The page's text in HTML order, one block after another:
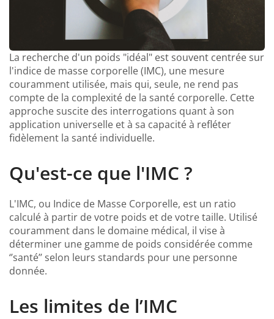
La recherche d'un poids "idéal" est souvent centrée sur
l'indice de masse corporelle (IMC), une mesure
couramment utilisée, mais qui, seule, ne rend pas
compte de la complexité de la santé corporelle. Cette
approche suscite des interrogations quant à son
application universelle et à sa capacité à refléter
fidèlement la santé individuelle.
Qu'est-ce que l'IMC ?
L'IMC, ou Indice de Masse Corporelle, est un ratio
calculé à partir de votre poids et de votre taille. Utilisé
couramment dans le domaine médical, il vise à
déterminer une gamme de poids considérée comme
‘’santé’’ selon leurs standards pour une personne
donnée.
Les limites de l’IMC